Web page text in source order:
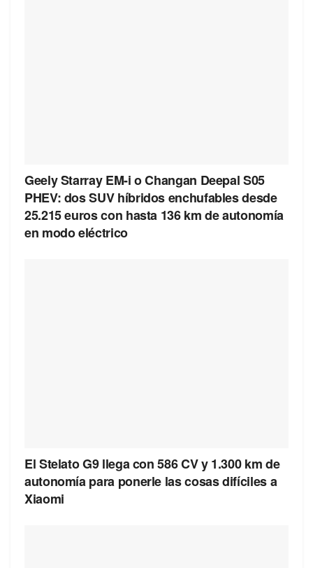
Geely Starray EM-i o Changan Deepal S05
PHEV: dos SUV híbridos enchufables desde
25.215 euros con hasta 136 km de autonomía
en modo eléctrico
El Stelato G9 llega con 586 CV y 1.300 km de
autonomía para ponerle las cosas difíciles a
Xiaomi